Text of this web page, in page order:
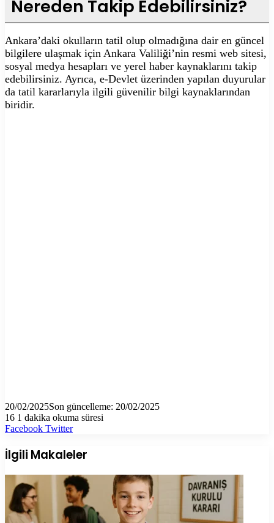
Nereden Takip Edebilirsiniz?
Ankara’daki okulların tatil olup olmadığına dair en güncel
bilgilere ulaşmak için Ankara Valiliği’nin resmi web sitesi,
sosyal medya hesapları ve yerel haber kaynaklarını takip
edebilirsiniz. Ayrıca, e-Devlet üzerinden yapılan duyurular
da tatil kararlarıyla ilgili güvenilir bilgi kaynaklarından
biridir.
20/02/2025Son güncelleme: 20/02/2025
16 1 dakika okuma süresi
Facebook TwitterLinkedIn
Tumblr
Pinterest
Reddit
VKontakte
E-
ile
paylaş
Yazdır
İlgili Makaleler